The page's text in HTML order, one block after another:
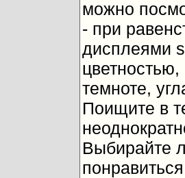
можно
- при
дисплеями
цветностью,
темноте,
Поищите в
Выбирайте